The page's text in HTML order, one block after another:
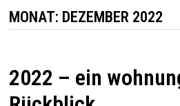
MONAT: DEZEMBER 2022
2022 – ein